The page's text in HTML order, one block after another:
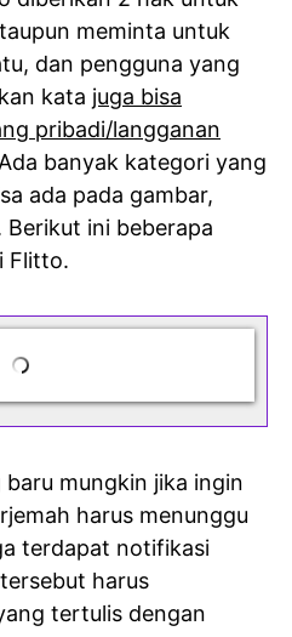
meminta untuk
dan pengguna yang
kata juga bisa
pribadi/langganan
banyak kategori yang
ada pada gambar,
Berikut ini beberapa
Flitto.
mungkin jika ingin
harus menunggu
terdapat notifikasi
harus
tertulis dengan